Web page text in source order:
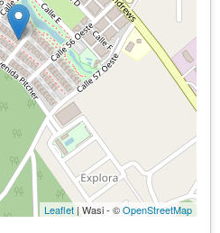
Leaflet | Wasi - ©OpenStreetMap